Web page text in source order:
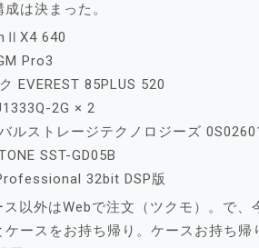
は決まった。
640
Pro3
EVEREST 85PLUS 520
2G × 2
ルストレージテクノロジーズ
SST-GD05B
32bit DSP版
ス以外はWebで注文（ツクモ）。で
ケースをお持ち帰り。ケースお持ち